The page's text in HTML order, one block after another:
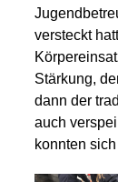
versteckt
Stärkung,
dann der
auch
konnten